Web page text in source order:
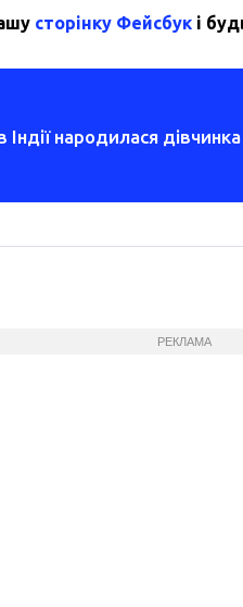
сторінку Фейсбук і
Індії народилася
РЕКЛАМА